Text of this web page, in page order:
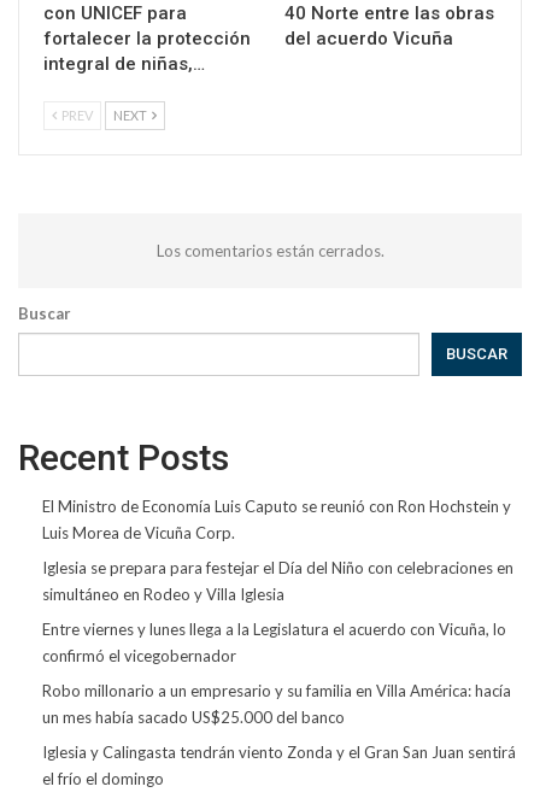
con UNICEF para
fortalecer la protección
integral de niñas,…
40 Norte entre las obras
del acuerdo Vicuña
PREV NEXT
Los comentarios están cerrados.
Buscar
BUSCAR
Recent Posts
El Ministro de Economía Luis Caputo se reunió con Ron Hochstein y
Luis Morea de Vicuña Corp.
Iglesia se prepara para festejar el Día del Niño con celebraciones en
simultáneo en Rodeo y Villa Iglesia
Entre viernes y lunes llega a la Legislatura el acuerdo con Vicuña, lo
confirmó el vicegobernador
Robo millonario a un empresario y su familia en Villa América: hacía
un mes había sacado US$25.000 del banco
Iglesia y Calingasta tendrán viento Zonda y el Gran San Juan sentirá
el frío el domingo